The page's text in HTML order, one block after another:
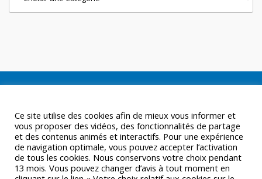
Ce site utilise des cookies afin de mieux vous informer et
vous proposer des vidéos, des fonctionnalités de partage
et des contenus animés et interactifs. Pour une expérience
de navigation optimale, vous pouvez accepter l’activation
de tous les cookies. Nous conservons votre choix pendant
13 mois. Vous pouvez changer d’avis à tout moment en